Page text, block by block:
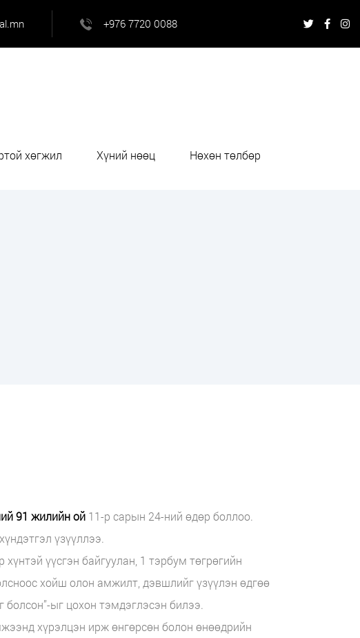
+976 7720 0088
хөгжил Хүний нөөц Нөхөн төлбөр
91 жилийн ой 11-р сарын 24-ний өдөр боллоо.
үзүүллээ.
үүсгэн байгуулан, 1 тэрбум төгрөгийн
хойш олон амжилт, дэвшлийг үзүүлэн өдгөө
ыг цохон тэмдэглэсэн билээ.
хүрэлцэн ирж өнгөрсөн болон өнөөдрийн